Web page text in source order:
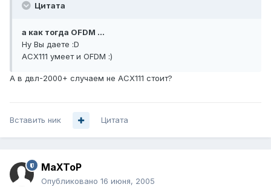
Цитата
а как тогда OFDM ...
Ну Вы даете :D
АСХ111 умеет и OFDM :)
А в двл-2000+ случаем не АСХ111 стоит?
Вставить ник Цитата
MaXToP
Опубликовано 16 июня, 2005